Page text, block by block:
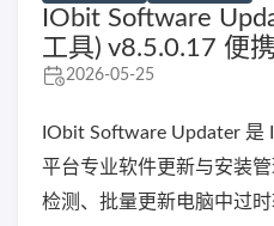
IObit Software
工具) v8.5.0.17 便
2026-05-25
IObit Software Updater
平台专业软件更新与安装
检测、批量更新电脑中过